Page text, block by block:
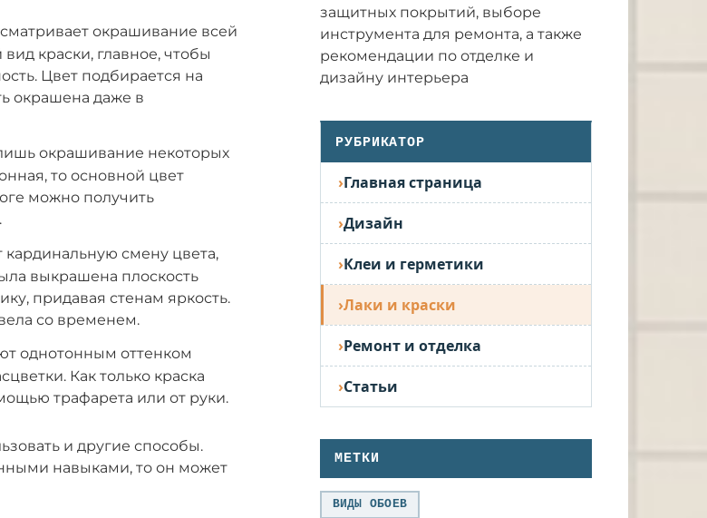
окрашивание всей
краски, главное, чтобы
Цвет подбирается на
окрашена даже в
окрашивание некоторых
то основной цвет
можно получить
смену цвета,
выкрашена плоскость
придавая стенам яркость.
со временем.
однотонным оттенком
Как только краска
трафарета или от руки.
и другие способы.
навыками, то он может
защитных покрытий, выборе
инструмента для ремонта, а также
рекомендации по отделке и
дизайну интерьера
РУБРИКАТОР
Главная страница
Дизайн
Клеи и герметики
Лаки и краски
Ремонт и отделка
Статьи
МЕТКИ
ВИДЫ ОБОЕВ